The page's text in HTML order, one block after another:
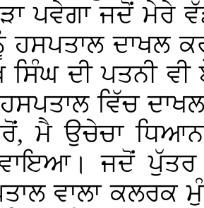
ਪਵੇਗਾ ਜਦੋਂ ਮੇਰੇ
ਹਸਪਤਾਲ ਦਾਖਲ
ਸਿੰਘ ਦੀ ਪਤਨੀ ਵੀ
ਵਿੱਚ
ਮੈ ਉਚੇਚਾ
ਜਦੋਂ ਪੁੱਤਰ
ਵਾਲਾ ਕਲਰਕ